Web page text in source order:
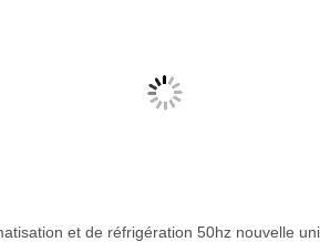
et de réfrigération 50hz nouvelle